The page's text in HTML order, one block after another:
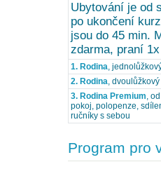
Ubytování je od
po ukončení
jsou do 45 min.
zdarma, praní
1. Rodina,
2. Rodina,
3. Rodina Premium,
pokoj, polopenze,
ručníky s sebou
Program pro